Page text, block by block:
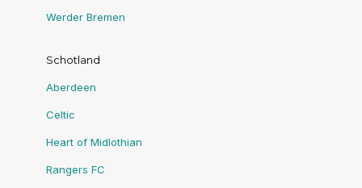
Werder Bremen
Schotland
Aberdeen
Celtic
Heart of Midlothian
Rangers FC